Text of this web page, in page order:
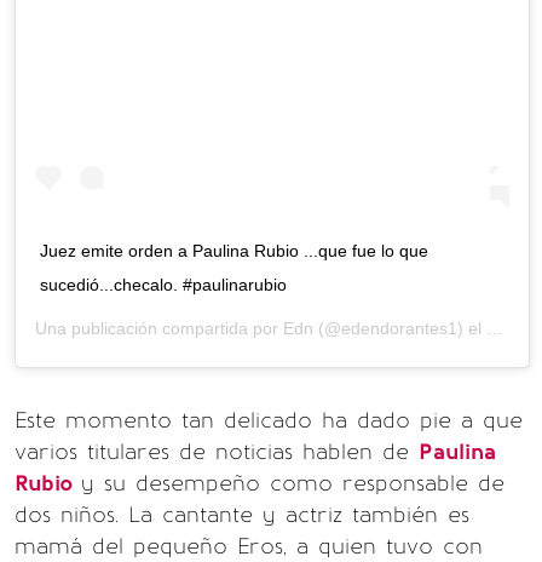
Juez emite orden a Paulina Rubio ...que fue lo que
sucedió...checalo. #paulinarubio
Una publicación compartida por Edn (@edendorantes1) el
Este momento tan delicado ha dado pie a que
varios titulares de noticias hablen de Paulina
Rubio y su desempeño como responsable de
dos niños. La cantante y actriz también es
mamá del pequeño Eros, a quien tuvo con